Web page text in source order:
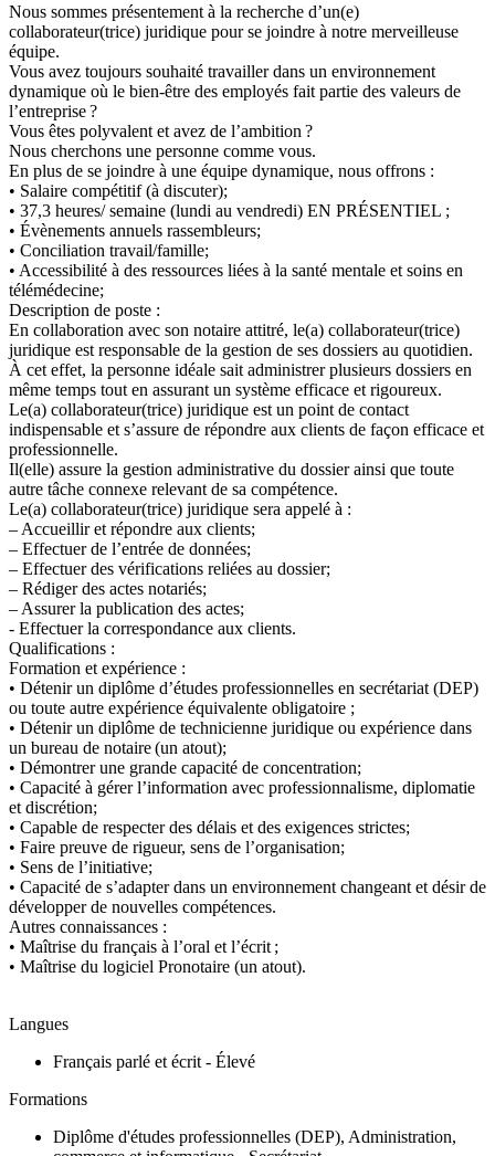
Nous sommes présentement à la recherche d’un(e)
collaborateur(trice) juridique pour se joindre à notre merveilleuse
équipe.
Vous avez toujours souhaité travailler dans un environnement
dynamique où le bien-être des employés fait partie des valeurs de
l’entreprise ?
Vous êtes polyvalent et avez de l’ambition ?
Nous cherchons une personne comme vous.
En plus de se joindre à une équipe dynamique, nous offrons :
• Salaire compétitif (à discuter);
• 37,3 heures/ semaine (lundi au vendredi) EN PRÉSENTIEL ;
• Évènements annuels rassembleurs;
• Conciliation travail/famille;
• Accessibilité à des ressources liées à la santé mentale et soins en
télémédecine;
Description de poste :
En collaboration avec son notaire attitré, le(a) collaborateur(trice)
juridique est responsable de la gestion de ses dossiers au quotidien.
À cet effet, la personne idéale sait administrer plusieurs dossiers en
même temps tout en assurant un système efficace et rigoureux.
Le(a) collaborateur(trice) juridique est un point de contact
indispensable et s’assure de répondre aux clients de façon efficace et
professionnelle.
Il(elle) assure la gestion administrative du dossier ainsi que toute
autre tâche connexe relevant de sa compétence.
Le(a) collaborateur(trice) juridique sera appelé à :
– Accueillir et répondre aux clients;
– Effectuer de l’entrée de données;
– Effectuer des vérifications reliées au dossier;
– Rédiger des actes notariés;
– Assurer la publication des actes;
- Effectuer la correspondance aux clients.
Qualifications :
Formation et expérience :
• Détenir un diplôme d’études professionnelles en secrétariat (DEP)
ou toute autre expérience équivalente obligatoire ;
• Détenir un diplôme de technicienne juridique ou expérience dans
un bureau de notaire (un atout);
• Démontrer une grande capacité de concentration;
• Capacité à gérer l’information avec professionnalisme, diplomatie
et discrétion;
• Capable de respecter des délais et des exigences strictes;
• Faire preuve de rigueur, sens de l’organisation;
• Sens de l’initiative;
• Capacité de s’adapter dans un environnement changeant et désir de
développer de nouvelles compétences.
Autres connaissances :
• Maîtrise du français à l’oral et l’écrit ;
• Maîtrise du logiciel Pronotaire (un atout).
Langues
Français parlé et écrit - Élevé
Formations
Diplôme d'études professionnelles (DEP), Administration,